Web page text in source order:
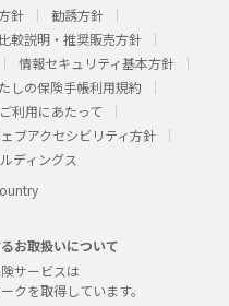
針
勧誘方針
比較説明・推奨販売方針
情報セキュリティ基本方針
しの保険手帳利用規約
利用にあたって
ブアクセシビリティ方針
ディングス
お取扱いについて
サービスは
クを取得しています。